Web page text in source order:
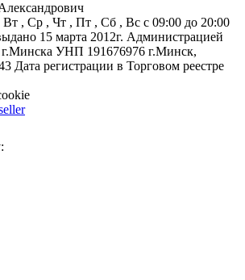
, Ср , Чт , Пт , Сб , Вс c 09:00 до 20:00
15 марта 2012г. Администрацией
УНП 191676976 г.Минск,
Дата регистрации в Торговом реестре